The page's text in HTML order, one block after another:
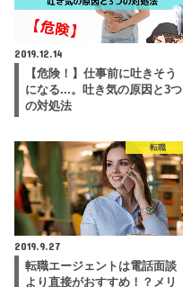
2019.12.14
【危険！】仕事前に吐きそう
になる...。吐き気の原因と3つ
の対処法
転職
2019.9.27
転職エージェントは電話面談
より直接がおすすめ！？メリ